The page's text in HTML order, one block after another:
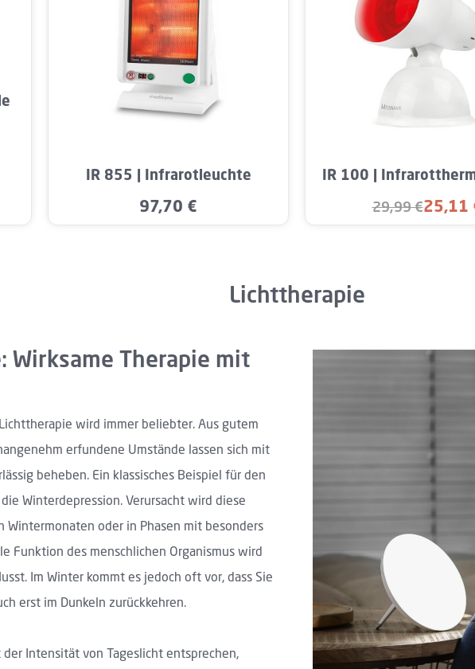
Produkt Anzahl: Gib den gewünschten Wert ein
IR 855 | Infrarotleuchte
Regulärer Preis:
97,70 €
Produkt Anzahl:
IR 100 |
25,11
Regulärer Preis:
29,99 €
Lichttherapie
Wirksame Therapie mit
wird immer beliebter. Aus gutem
erfundene Umstände lassen sich mit
beheben. Ein klassisches Beispiel für den
Winterdepression. Verursacht wird diese
oder in Phasen mit besonders
Funktion des menschlichen Organismus wird
Im Winter kommt es jedoch oft vor, dass Sie
erst im Dunkeln zurückkehren.
Intensität von Tageslicht entsprechen,